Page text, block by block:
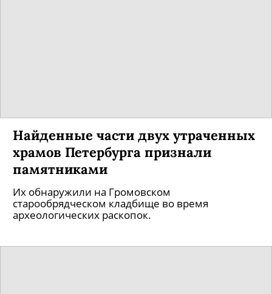
Найденные части двух утраченных
храмов Петербурга признали
памятниками
Их обнаружили на Громовском
старообрядческом кладбище во время
археологических раскопок.